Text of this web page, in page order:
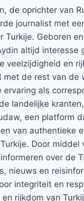
de oprichter van
journalist met
Turkije. Geboren
altijd interesse
veelzijdigheid en
met de rest van de
ervaring als
landelijke
een platform
van authentieke
Door middel
over de
nieuws en
integriteit en
rijkdom van